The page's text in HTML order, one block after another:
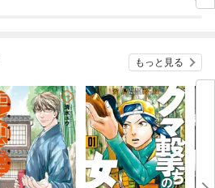
もっと見る